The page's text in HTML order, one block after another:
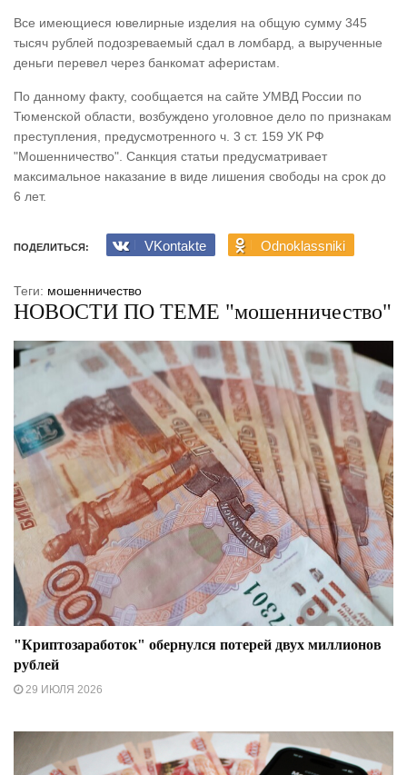
Все имеющиеся ювелирные изделия на общую сумму 345
тысяч рублей подозреваемый сдал в ломбард, а вырученные
деньги перевел через банкомат аферистам.
По данному факту, сообщается на сайте УМВД России по
Тюменской области, возбуждено уголовное дело по признакам
преступления, предусмотренного ч. 3 ст. 159 УК РФ
"Мошенничество". Санкция статьи предусматривает
максимальное наказание в виде лишения свободы на срок до
6 лет.
ПОДЕЛИТЬСЯ: VKontakte Odnoklassniki
Теги: мошенничество
НОВОСТИ ПО ТЕМЕ "мошенничество"
"Криптозаработок" обернулся потерей двух миллионов
рублей
29 ИЮЛЯ 2026